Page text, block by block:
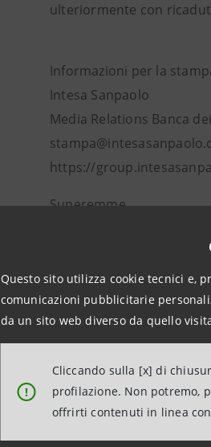
Questo sito utilizza cookie tecnici e,
comunicazioni pubblicitarie
da un sito web diverso da quello
!
Cliccando sulla [x] di
profilazione. Non potremo,
offrirti contenuti in linea
ulteriormente con
Informazioni per la
Intesa Sanpaolo
Media Relations Banca
https://
Superemme
Gruppo Superemme è
l’espressione massima
Con una quota di
importanti aziende nel
dettaglio in una logica
supermercati
proprietario